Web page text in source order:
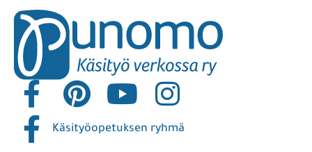
Käsityöopetuksen ryhmä